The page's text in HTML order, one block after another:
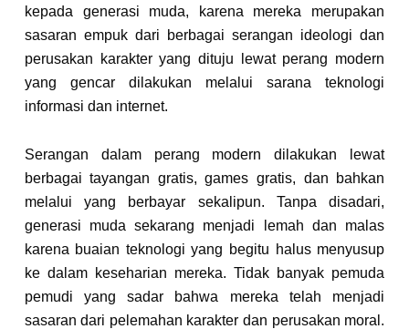
kepada generasi muda, karena mereka merupakan
sasaran empuk dari berbagai serangan ideologi dan
perusakan karakter yang dituju lewat perang modern
yang gencar dilakukan melalui sarana teknologi
informasi dan internet.
Serangan dalam perang modern dilakukan lewat
berbagai tayangan gratis, games gratis, dan bahkan
melalui yang berbayar sekalipun. Tanpa disadari,
generasi muda sekarang menjadi lemah dan malas
karena buaian teknologi yang begitu halus menyusup
ke dalam keseharian mereka. Tidak banyak pemuda
pemudi yang sadar bahwa mereka telah menjadi
sasaran dari pelemahan karakter dan perusakan moral.